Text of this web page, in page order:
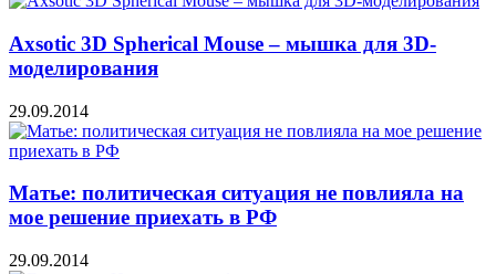
Axsotic 3D Spherical Mouse – мышка для 3D-
моделирования
29.09.2014
Матье: политическая ситуация не повлияла на
мое решение приехать в РФ
29.09.2014